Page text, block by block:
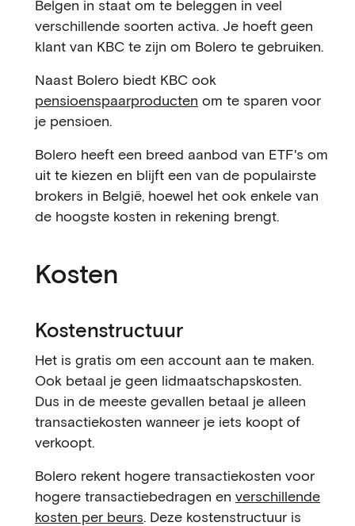
Belgen in staat om te beleggen in veel
verschillende soorten activa. Je hoeft geen
klant van KBC te zijn om Bolero te gebruiken.
Naast Bolero biedt KBC ook
pensioenspaarproducten om te sparen voor
je pensioen.
Bolero heeft een breed aanbod van ETF's om
uit te kiezen en blijft een van de populairste
brokers in België, hoewel het ook enkele van
de hoogste kosten in rekening brengt.
Kosten
Kostenstructuur
Het is gratis om een account aan te maken.
Ook betaal je geen lidmaatschapskosten.
Dus in de meeste gevallen betaal je alleen
transactiekosten wanneer je iets koopt of
verkoopt.
Bolero rekent hogere transactiekosten voor
hogere transactiebedragen en verschillende
kosten per beurs. Deze kostenstructuur is